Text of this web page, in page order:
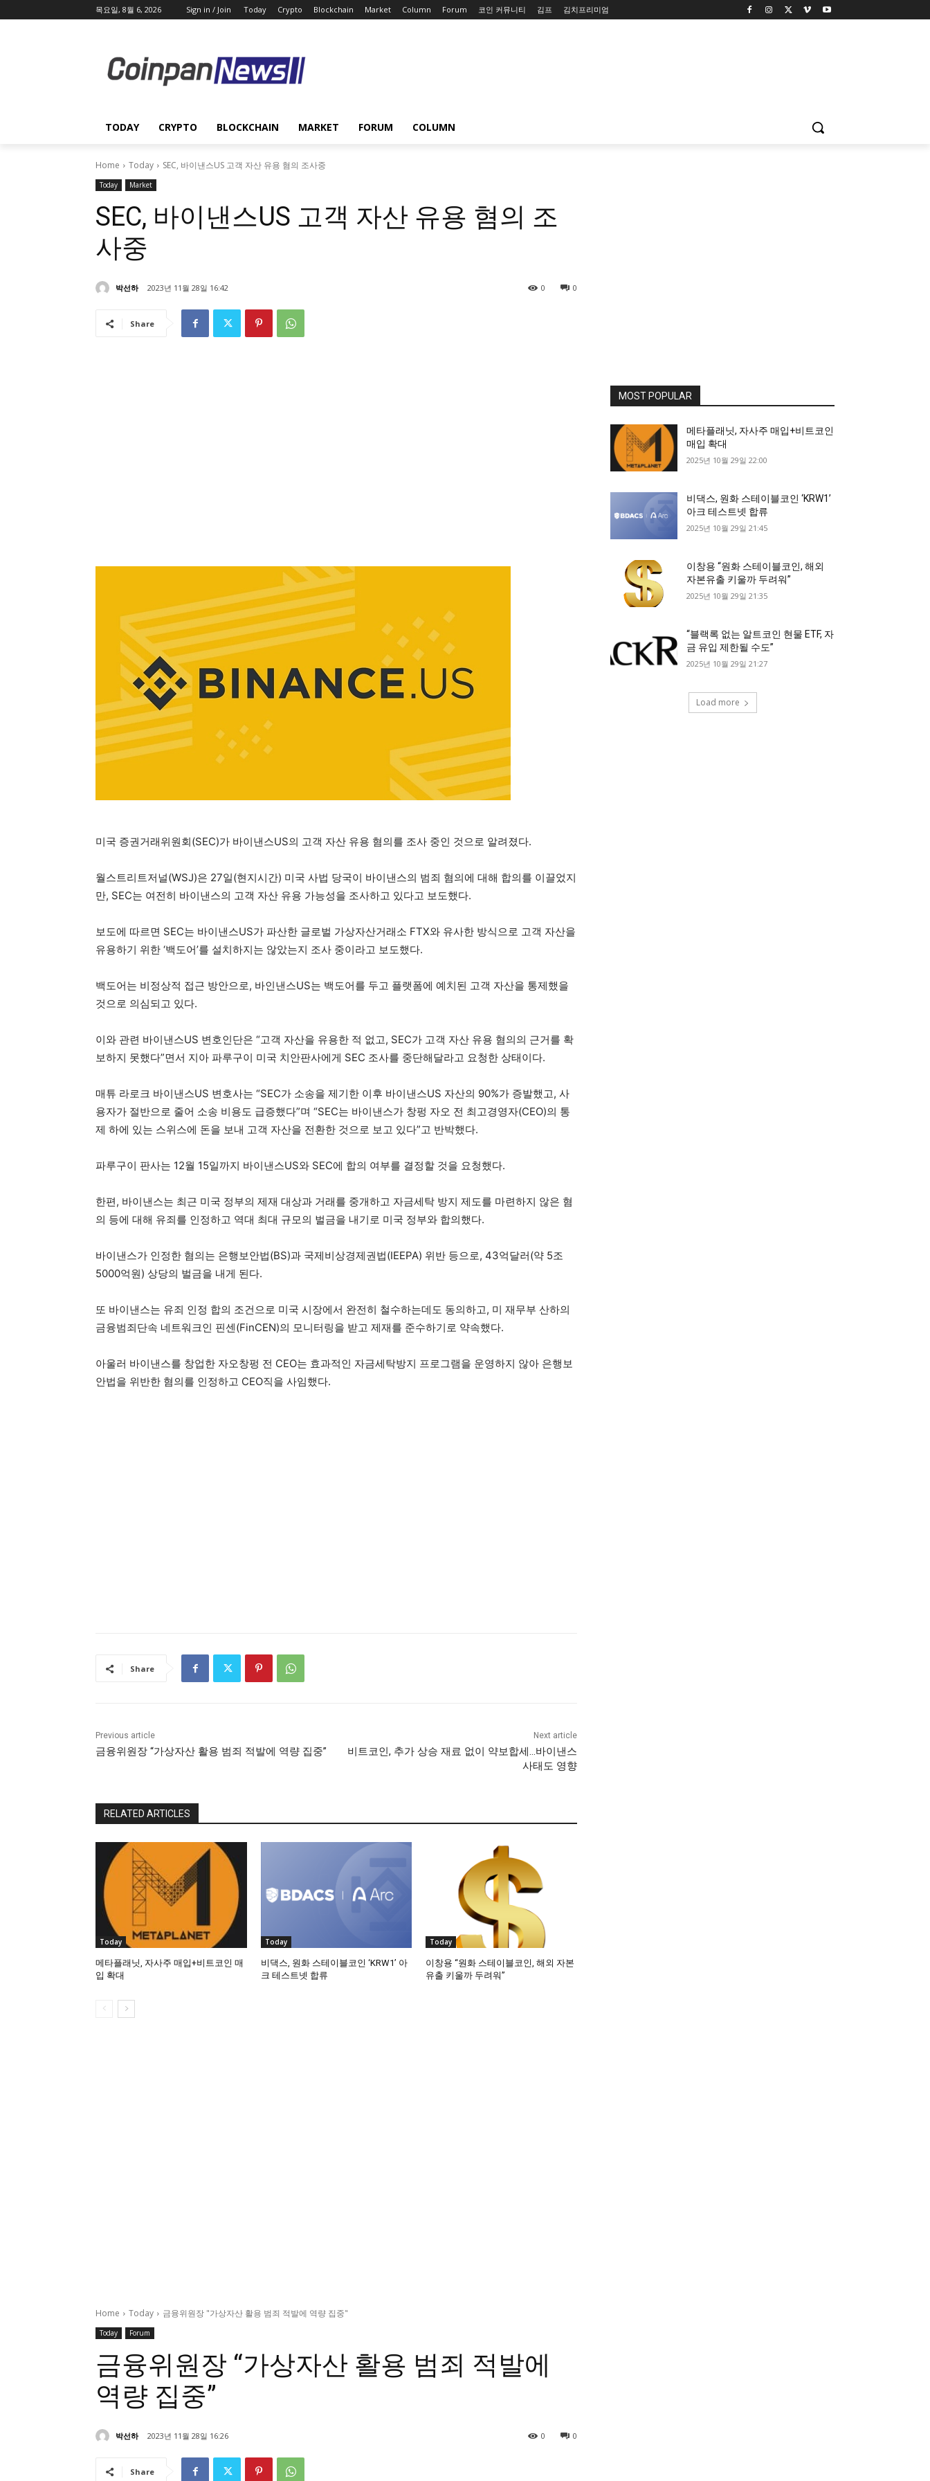
목요일, 8월 6, 2026 Sign in / Join Today Crypto Blockchain Market Column Forum 코인 커뮤니티 김프 김치프리미엄
TODAY CRYPTO BLOCKCHAIN MARKET FORUM COLUMN
Home Today SEC, 바이낸스US 고객 자산 유용 혐의 조사중
Today Market
SEC, 바이낸스US 고객 자산 유용 혐의 조
사중
박선하 2023년 11월 28일 16:42 0
0
Share
미국 증권거래위원회(SEC)가 바이낸스US의 고객 자산 유용 혐의를 조사 중인 것으로 알려졌다.
월스트리트저널(WSJ)은 27일(현지시간) 미국 사법 당국이 바이낸스의 범죄 혐의에 대해 합의를 이끌었지
만, SEC는 여전히 바이낸스의 고객 자산 유용 가능성을 조사하고 있다고 보도했다.
보도에 따르면 SEC는 바이낸스US가 파산한 글로벌 가상자산거래소 FTX와 유사한 방식으로 고객 자산을
유용하기 위한 ‘백도어’를 설치하지는 않았는지 조사 중이라고 보도했다.
백도어는 비정상적 접근 방안으로, 바인낸스US는 백도어를 두고 플랫폼에 예치된 고객 자산을 통제했을
것으로 의심되고 있다.
이와 관련 바이낸스US 변호인단은 “고객 자산을 유용한 적 없고, SEC가 고객 자산 유용 혐의의 근거를 확
보하지 못했다”면서 지아 파루구이 미국 치안판사에게 SEC 조사를 중단해달라고 요청한 상태이다.
매튜 라로크 바이낸스US 변호사는 “SEC가 소송을 제기한 이후 바이낸스US 자산의 90%가 증발했고, 사
용자가 절반으로 줄어 소송 비용도 급증했다”며 “SEC는 바이낸스가 창펑 자오 전 최고경영자(CEO)의 통
제 하에 있는 스위스에 돈을 보내 고객 자산을 전환한 것으로 보고 있다”고 반박했다.
파루구이 판사는 12월 15일까지 바이낸스US와 SEC에 합의 여부를 결정할 것을 요청했다.
한편, 바이낸스는 최근 미국 정부의 제재 대상과 거래를 중개하고 자금세탁 방지 제도를 마련하지 않은 혐
의 등에 대해 유죄를 인정하고 역대 최대 규모의 벌금을 내기로 미국 정부와 합의했다.
바이낸스가 인정한 혐의는 은행보안법(BS)과 국제비상경제권법(IEEPA) 위반 등으로, 43억달러(약 5조
5000억원) 상당의 벌금을 내게 된다.
또 바이낸스는 유죄 인정 합의 조건으로 미국 시장에서 완전히 철수하는데도 동의하고, 미 재무부 산하의
금융범죄단속 네트워크인 핀센(FinCEN)의 모니터링을 받고 제재를 준수하기로 약속했다.
아울러 바이낸스를 창업한 자오창펑 전 CEO는 효과적인 자금세탁방지 프로그램을 운영하지 않아 은행보
안법을 위반한 혐의를 인정하고 CEO직을 사임했다.
Share
Previous article
금융위원장 “가상자산 활용 범죄 적발에 역량 집중”
Next article
비트코인, 추가 상승 재료 없이 약보합세…바이낸스
사태도 영향
RELATED ARTICLES
Today
메타플래닛, 자사주 매입+비트코인 매
입 확대
Today
비댁스, 원화 스테이블코인 ‘KRW1’ 아
크 테스트넷 합류
Today
이창용 “원화 스테이블코인, 해외 자본
유출 키울까 두려워”
MOST POPULAR
메타플래닛, 자사주 매입+비트코인
매입 확대
2025년 10월 29일 22:00
비댁스, 원화 스테이블코인 ‘KRW1’
아크 테스트넷 합류
2025년 10월 29일 21:45
이창용 “원화 스테이블코인, 해외
자본유출 키울까 두려워”
2025년 10월 29일 21:35
“블랙록 없는 알트코인 현물 ETF, 자
금 유입 제한될 수도”
2025년 10월 29일 21:27
Load more